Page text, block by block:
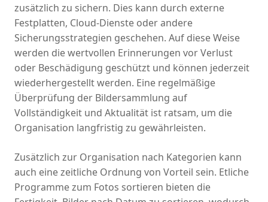
zusätzlich zu sichern. Dies kann durch externe
Festplatten, Cloud-Dienste oder andere
Sicherungsstrategien geschehen. Auf diese Weise
werden die wertvollen Erinnerungen vor Verlust
oder Beschädigung geschützt und können jederzeit
wiederhergestellt werden. Eine regelmäßige
Überprüfung der Bildersammlung auf
Vollständigkeit und Aktualität ist ratsam, um die
Organisation langfristig zu gewährleisten.
Zusätzlich zur Organisation nach Kategorien kann
auch eine zeitliche Ordnung von Vorteil sein. Etliche
Programme zum Fotos sortieren bieten die